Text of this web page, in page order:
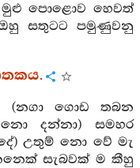
මුළු පොළොව හෙවත්
සතුටට පමුණුවනු
(නගා ගොඩ තබන
දන්නා) සමහර
උතුම් නො වේ මැ
සැබවක් ම කීහු